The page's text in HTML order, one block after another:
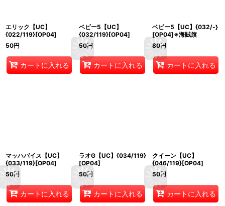
エリック【UC】
{022/119}[OP04]
50円
カートに入れる
ベビー5【UC】
{032/119}[OP04]
50円
カートに入れる
ベビー5【UC】{032/-}
[OP04]※海賊旗
80円
カートに入れる
マッハバイス【UC】
{033/119}[OP04]
50円
カートに入れる
ラオG【UC】{034/119}
[OP04]
50円
カートに入れる
クイーン【UC】
{046/119}[OP04]
50円
カートに入れる